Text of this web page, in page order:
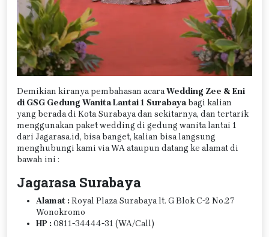
Demikian kiranya pembahasan acaraWedding Zee & Eni
di GSG Gedung Wanita Lantai 1 Surabayabagi kalian
yang berada di Kota Surabaya dan sekitarnya, dan tertarik
menggunakan paket wedding di gedung wanita lantai 1
dari Jagarasa.id, bisa banget, kalian bisa langsung
menghubungi kami via WA ataupun datang ke alamat di
bawah ini :
Jagarasa Surabaya
Alamat :Royal Plaza Surabaya lt. G Blok C-2 No.27
Wonokromo
HP :0811-34444-31 (WA/Call)